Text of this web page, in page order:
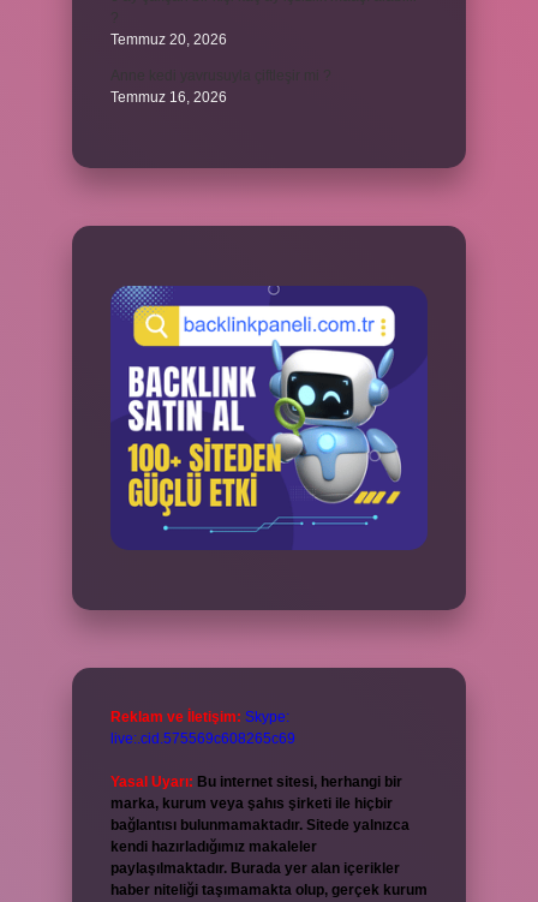
Temmuz 20, 2026
Temmuz 16, 2026
Reklam ve İletişim: Skype:
live:.cid.575569c608265c69
Yasal Uyarı: Bu internet sitesi, herhangi bir
marka, kurum veya şahıs şirketi ile hiçbir
bağlantısı bulunmamaktadır. Sitede yalnızca
kendi hazırladığımız makaleler
paylaşılmaktadır. Burada yer alan içerikler
haber niteliği taşımamakta olup, gerçek kurum